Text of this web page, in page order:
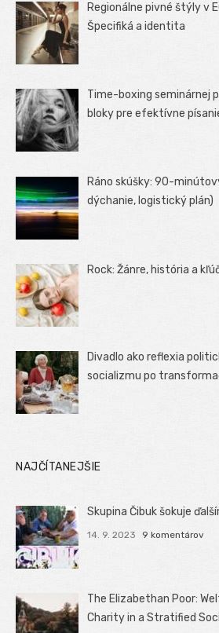
Regionálne pivné štýly v
Špecifiká a identita
Time-boxing seminárnej
bloky pre efektívne
Ráno skúšky: 90-
dýchanie, logistický plán)
Rock: Žánre, história a
Divadlo ako reflexia
socializmu po
NAJČÍTANEJŠIE
Skupina Čibuk šokuje
14. 9. 2023 9 komentárov
The Elizabethan Poor:
Charity in a Stratified